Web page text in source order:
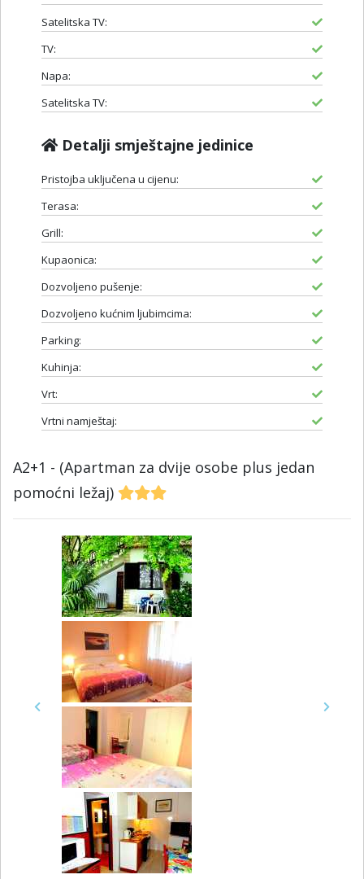
Satelitska TV:
TV:
Napa:
Satelitska TV:
Detalji smještajne jedinice
Pristojba uključena u cijenu:
Terasa:
Grill:
Kupaonica:
Dozvoljeno pušenje:
Dozvoljeno kućnim ljubimcima:
Parking:
Kuhinja:
Vrt:
Vrtni namještaj:
A2+1 - (Apartman za dvije osobe plus jedan
pomoćni ležaj)
Previous Next